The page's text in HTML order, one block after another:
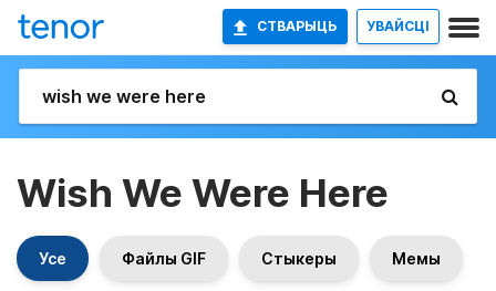
СТВАРЫЦЬ УВАЙСЦІ
Wish We Were Here
Усе Файлы GIF Стыкеры Мемы